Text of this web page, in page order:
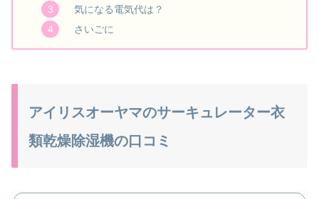
気になる電気代は？
さいごに
アイリスオーヤマのサーキュレーター衣
類乾燥除湿機の口コミ